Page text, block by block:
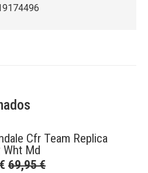
Cfr Team Replica
Md
€ 69,95€